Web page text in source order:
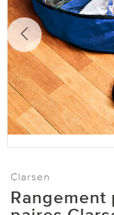
Clarsen
Rangement